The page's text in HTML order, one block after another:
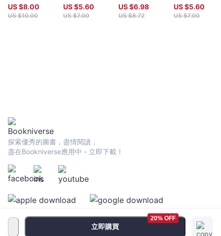
US $8.00
US $10.00
US $5.60
US $7.00
（下）
US $6.98
US $8.72
US $5.60
US $7.00
立即購買
20% OFF
探索優秀的圖書，盡情閱讀，
盡在Bookniverse應用中 - 立即下載！